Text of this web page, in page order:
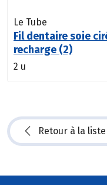
Le Tube
Fil dentaire soie
recharge (2)
2 u
Retour à la liste